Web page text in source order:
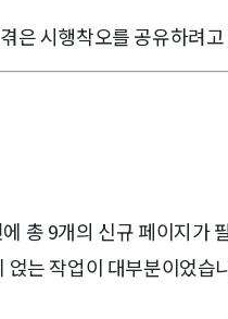
은 시행착오를 공유하려
총 9개의 신규 페이지가
얹는 작업이 대부분이었습